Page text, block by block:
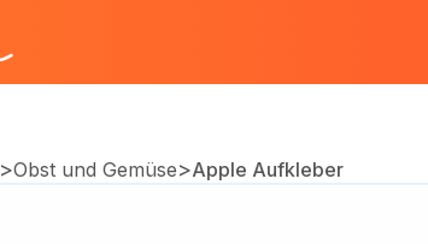
>Obst und Gemüse>Apple Aufkleber